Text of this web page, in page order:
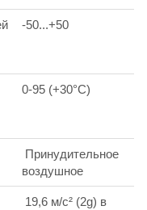
-50...+50
0-95 (+30°С)
Принудительное
воздушное
19,6 м/с² (2g) в